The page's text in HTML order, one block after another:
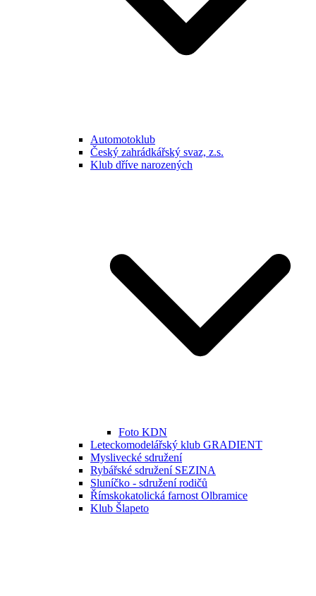
Automotoklub
Český zahrádkářský svaz, z.s.
Klub dříve narozených
Foto KDN
Leteckomodelářský klub GRADIENT
Myslivecké sdružení
Rybářské sdružení SEZINA
Sluníčko - sdružení rodičů
Římskokatolická farnost Olbramice
Klub Šlapeto